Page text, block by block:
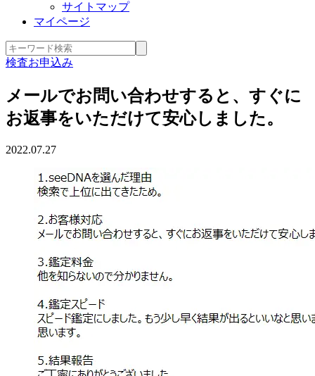
サイトマップ
マイページ
検査お申込み
メールでお問い合わせすると、すぐに
お返事をいただけて安心しました。
2022.07.27